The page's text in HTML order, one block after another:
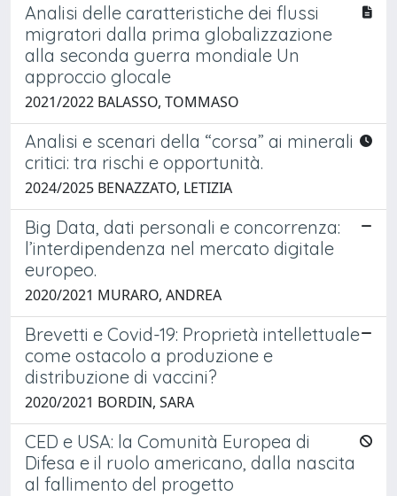
Analisi delle caratteristiche dei flussi
migratori dalla prima globalizzazione
alla seconda guerra mondiale Un
approccio glocale
2021/2022 BALASSO, TOMMASO
Analisi e scenari della “corsa” ai minerali
critici: tra rischi e opportunità.
2024/2025 BENAZZATO, LETIZIA
Big Data, dati personali e concorrenza:
l’interdipendenza nel mercato digitale
europeo.
2020/2021 MURARO, ANDREA
Brevetti e Covid-19: Proprietà intellettuale
come ostacolo a produzione e
distribuzione di vaccini?
2020/2021 BORDIN, SARA
CED e USA: la Comunità Europea di
Difesa e il ruolo americano, dalla nascita
al fallimento del progetto